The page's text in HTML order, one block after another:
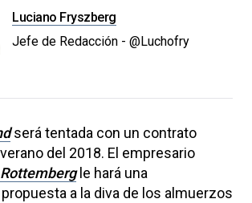
Luciano Fryszberg
Jefe de Redacción - @Luchofry
será tentada con un contrato
del 2018. El empresario
le hará una
a la diva de los almuerzos